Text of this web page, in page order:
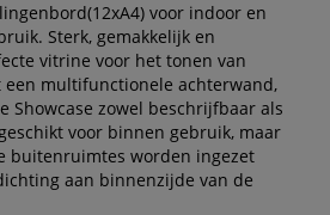
voor indoor en
Sterk, gemakkelijk en
vitrine voor het tonen van
multifunctionele achterwand,
Showcase zowel beschrijfbaar als
voor binnen gebruik, maar
buitenruimtes worden ingezet
aan binnenzijde van de